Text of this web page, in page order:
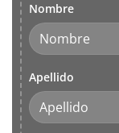
Nombre
Apellido